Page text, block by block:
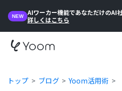
NEW
AIワーカー機能であなただけのAI
詳しくはこちら
トップ ブログ Yoom活用術